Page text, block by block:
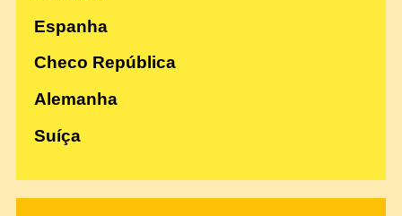
Espanha
Checo República
Alemanha
Suíça